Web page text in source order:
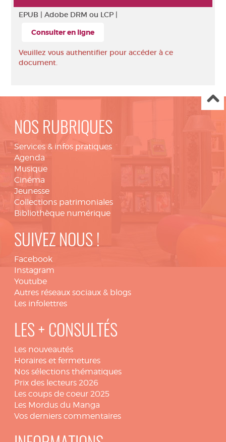
EPUB | Adobe DRM ou LCP |
Consulter en ligne
Veuillez vous authentifier pour accéder à ce
document.
NOS RUBRIQUES
Services & infos pratiques
Agenda
Musique
Cinéma
Jeunesse
Collections patrimoniales
Bibliothèque numérique
SUIVEZ NOUS !
Facebook
Instagram
Youtube
Autres réseaux sociaux & blogs
Les infolettres
LES + CONSULTÉS
Les nouveautés
Horaires et fermetures
Nos sélections thématiques
Prix des lecteurs 2026
Les coups de coeur 2025
Les Mordus du Manga
Vos derniers commentaires